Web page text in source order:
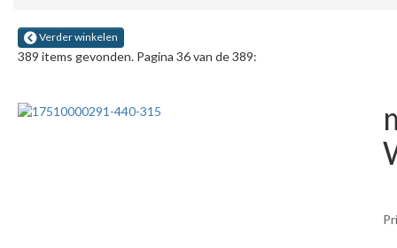
Verder winkelen
389 items gevonden. Pagina 36 van de 389: